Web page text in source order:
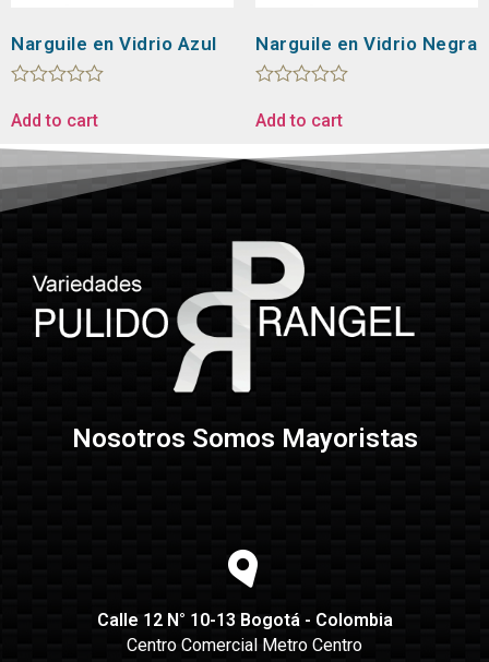
Narguile en Vidrio Azul
0
of
5
Add to cart
Narguile en Vidrio Negra
0
5
Add to cart
Nosotros Somos Mayoristas
Calle 12 N° 10-13 Bogotá - Colombia
Centro Comercial Metro Centro